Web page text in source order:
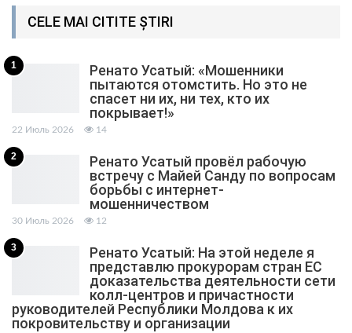
CELE MAI CITITE ȘTIRI
1
Ренато Усатый: «Мошенники
пытаются отомстить. Но это не
спасет ни их, ни тех, кто их
покрывает!»
22 Июль 2026 14
2
Ренато Усатый провёл рабочую
встречу с Майей Санду по вопросам
борьбы с интернет-
мошенничеством
30 Июль 2026 12
3
Ренато Усатый: На этой неделе я
представлю прокурорам стран ЕС
доказательства деятельности сети
колл-центров и причастности
руководителей Республики Молдова к их
покровительству и организации